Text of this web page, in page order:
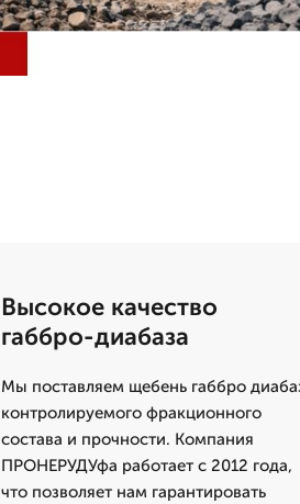
Высокое качество
габбро-диабаза
Мы поставляем щебень габбро
контролируемого фракционного
состава и прочности. Компания
ПРОНЕРУДУфа работает с 2012 года,
что позволяет нам гарантировать